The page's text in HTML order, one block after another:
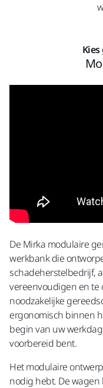
De Mirka modulaire
werkbank die
schadeherstelbedrijf,
vereenvoudigen en te
noodzakelijke
ergonomisch binnen
begin van uw
voorbereid bent.
Het modulaire
nodig hebt. De wagen